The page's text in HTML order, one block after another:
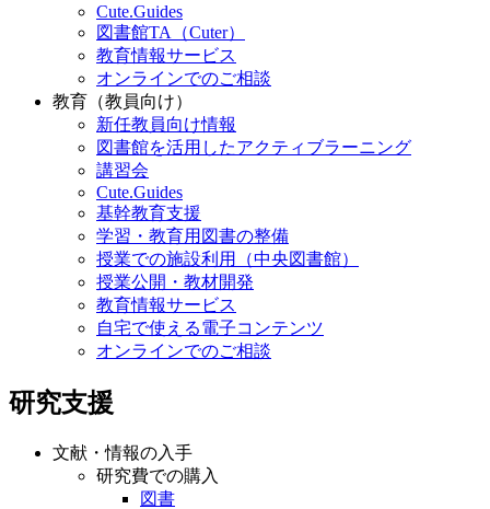
Cute.Guides
図書館TA（Cuter）
教育情報サービス
オンラインでのご相談
教育（教員向け）
新任教員向け情報
図書館を活用したアクティブラーニング
講習会
Cute.Guides
基幹教育支援
学習・教育用図書の整備
授業での施設利用（中央図書館）
授業公開・教材開発
教育情報サービス
自宅で使える電子コンテンツ
オンラインでのご相談
研究支援
文献・情報の入手
研究費での購入
図書